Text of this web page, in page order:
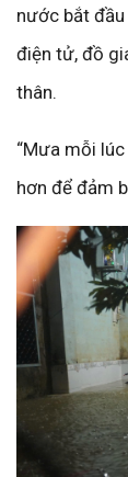
nước bắt
điện tử, đồ
thân.
“Mưa mỗi
hơn để đảm